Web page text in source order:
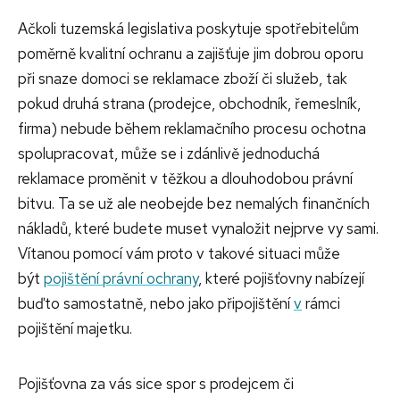
Ačkoli tuzemská legislativa poskytuje spotřebitelům
poměrně kvalitní ochranu a zajišťuje jim dobrou oporu
při snaze domoci se reklamace zboží či služeb, tak
pokud druhá strana (prodejce, obchodník, řemeslník,
firma) nebude během reklamačního procesu ochotna
spolupracovat, může se i zdánlivě jednoduchá
reklamace proměnit v těžkou a dlouhodobou právní
bitvu. Ta se už ale neobejde bez nemalých finančních
nákladů, které budete muset vynaložit nejprve vy sami.
Vítanou pomocí vám proto v takové situaci může
být pojištění právní ochrany, které pojišťovny nabízejí
buďto samostatně, nebo jako připojištěnív rámci
pojištění majetku.
Pojišťovna za vás sice spor s prodejcem či